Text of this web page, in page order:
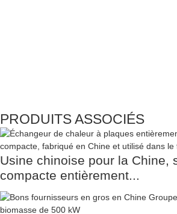
PRODUITS ASSOCIÉS
Usine chinoise pour la Chine,
compacte entièrement...